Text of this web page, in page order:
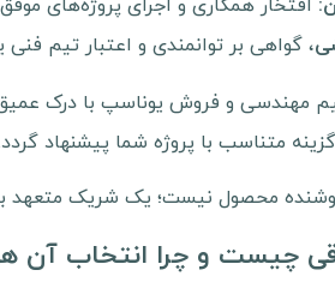
:
، گواهی بر توانمندی و اعتبار تیم
مهندسی و فروش یوناسپ با درک عمیق
متناسب با پروژه شما پیشنهاد
محصول نیست؛ یک شریک متعهد
چیست و چرا انتخاب آن